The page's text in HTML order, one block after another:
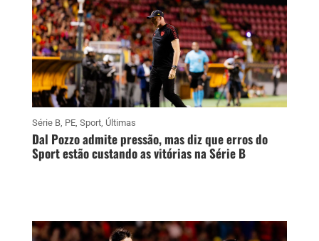
Série B, PE, Sport, Últimas
Dal Pozzo admite pressão, mas diz que erros do
Sport estão custando as vitórias na Série B